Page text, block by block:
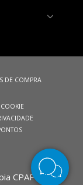
DE COMPRA
CPAP